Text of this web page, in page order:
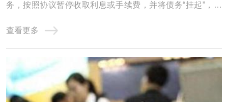
务，按照协议暂停收取利息或手续费，并将债务“挂起”，直
用于债务人遇到经济困难，暂时无法偿还欠款时的一种临时
措施，目的是帮助债务人减轻经济负担，以便能在一定期限
内恢复还款能力。停息挂账的办理有一定的程 ...
查看更多